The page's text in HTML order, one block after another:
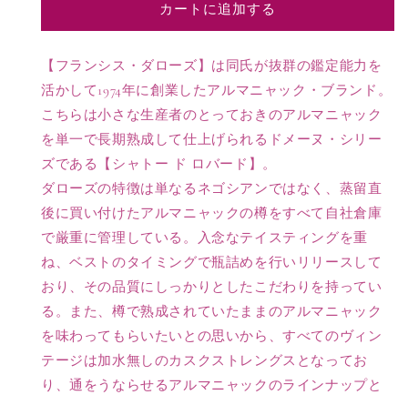
ャ
ッ
ク
の
数
量
を
減
ら
す
マ
ャ
ッ
ク
の
数
量
を
増
や
す
カートに追加する
【フランシス・ダローズ】は同氏が抜群の鑑定能力を
活かして1974年に創業したアルマニャック・ブランド。
こちらは小さな生産者のとっておきのアルマニャック
を単一で長期熟成して仕上げられるドメーヌ・シリー
ズである【シャトー ド ロバード】。
ダローズの特徴は単なるネゴシアンではなく、蒸留直
後に買い付けたアルマニャックの樽をすべて自社倉庫
で厳重に管理している。入念なテイスティングを重
ね、ベストのタイミングで瓶詰めを行いリリースして
おり、その品質にしっかりとしたこだわりを持ってい
る。また、樽で熟成されていたままのアルマニャック
を味わってもらいたいとの思いから、すべてのヴィン
テージは加水無しのカスクストレングスとなってお
り、通をうならせるアルマニャックのラインナップと